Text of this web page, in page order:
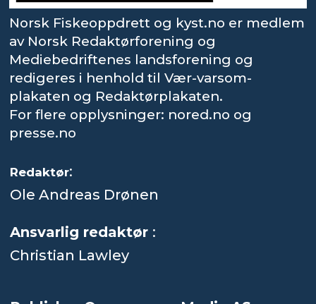
Norsk Fiskeoppdrett og kyst.no er medlem
av Norsk Redaktørforening og
Mediebedriftenes landsforening og
redigeres i henhold til Vær-varsom-
plakaten og Redaktørplakaten.
For flere opplysninger: nored.no og
presse.no
Redaktør:
Ole Andreas Drønen
Ansvarlig redaktør :
Christian Lawley